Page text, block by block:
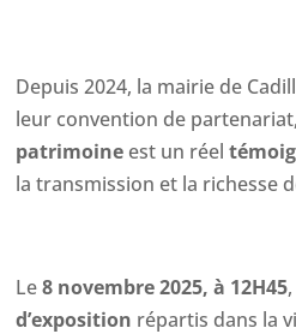
Depuis 2024, la mairie de
leur convention de
patrimoineest un réel
la transmission et la richesse
Le8 novembre 2025, à 12H45
d’exposition répartis dans la